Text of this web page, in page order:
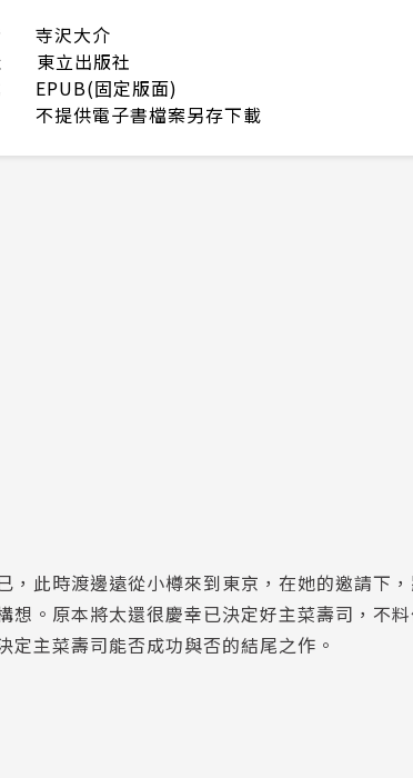
寺沢大介
東立出版社
EPUB(固定版面)
不提供電子書檔案另存下載
此時渡邊遠從小樽來到東京，在她的邀請下
。原本將太還很慶幸已決定好主菜壽司，不
主菜壽司能否成功與否的結尾之作。